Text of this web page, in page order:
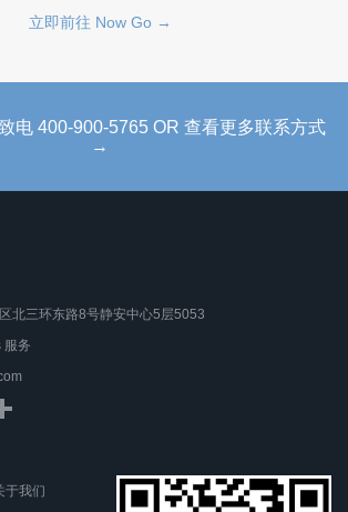
立即前往 Now Go →
电 400-900-5765 OR 查看更多联系方式
→
北三环东路8号静安中心5层5053
服务
于我们